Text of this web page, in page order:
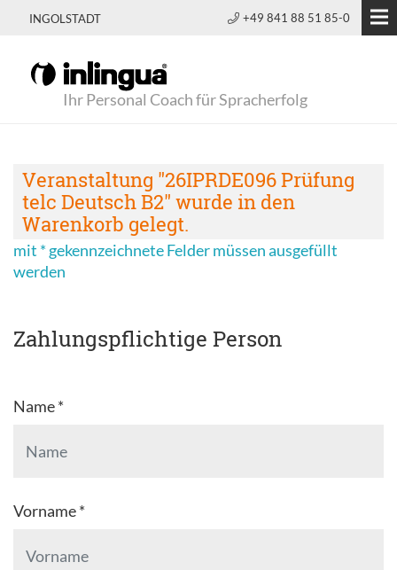
INGOLSTADT +49 841 88 51 85-0
Ihr Personal Coach für Spracherfolg
Veranstaltung "26IPRDE096 Prüfung
telc Deutsch B2" wurde in den
Warenkorb gelegt.
mit * gekennzeichnete Felder müssen ausgefüllt
werden
Zahlungspflichtige Person
Name *
Vorname *